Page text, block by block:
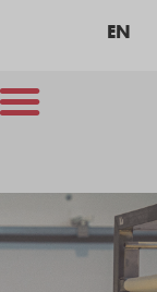
EN